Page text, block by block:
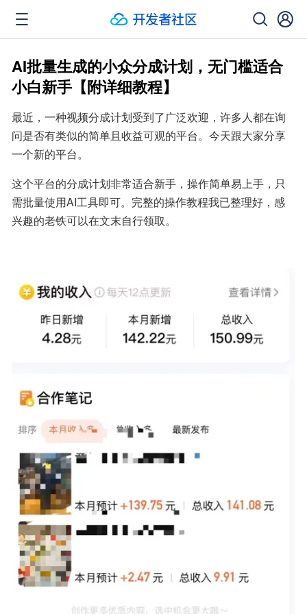
AI批量生成的小众分成计划，无门槛适合
小白新手【附详细教程】
最近，一种视频分成计划受到了广泛欢迎，许多人都在询
问是否有类似的简单且收益可观的平台。今天跟大家分享
一个新的平台。
这个平台的分成计划非常适合新手，操作简单易上手，只
需批量使用AI工具即可。完整的操作教程我已整理好，感
兴趣的老铁可以在文末自行领取。